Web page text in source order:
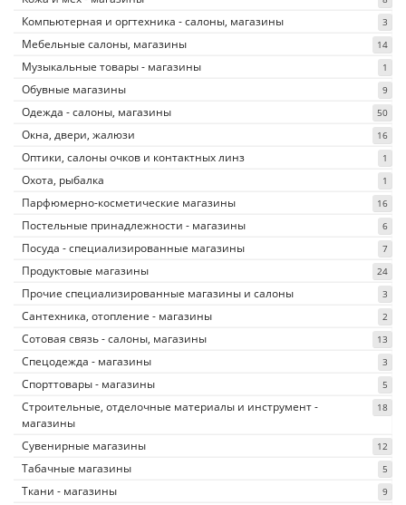
Компьютерная и оргтехника - салоны, магазины 3
Мебельные салоны, магазины 14
Музыкальные товары - магазины 1
Обувные магазины 9
Одежда - салоны, магазины 50
Окна, двери, жалюзи 16
Оптики, салоны очков и контактных линз 1
Охота, рыбалка 1
Парфюмерно-косметические магазины 16
Постельные принадлежности - магазины 6
Посуда - специализированные магазины 7
Продуктовые магазины 24
Прочие специализированные магазины и салоны 3
Сантехника, отопление - магазины 2
Сотовая связь - салоны, магазины 13
Спецодежда - магазины 3
Спорттовары - магазины 5
Строительные, отделочные материалы и инструмент -
магазины
18
Сувенирные магазины 12
Табачные магазины 5
Ткани - магазины 9